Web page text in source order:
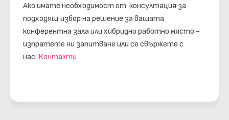
Ако имате необходимост от консултация за
подходящ избор на решение за вашата
конферентна зала или хибридно работно място -
изпратете ни запитване или се свържете с
нас: Контакти